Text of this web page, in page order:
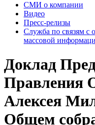
СМИ о компании
Видео
Пресс-релизы
Служба по связям с
массовой
Доклад
Правления
Алексея
Общем